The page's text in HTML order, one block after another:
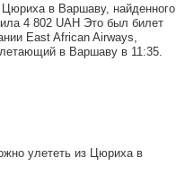
в Варшаву, найденного
4 802 UAH Это был билет
East African Airways,
в Варшаву в 11:35.
улететь из Цюриха в